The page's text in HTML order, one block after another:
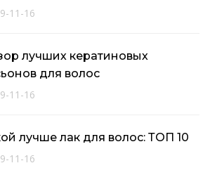
11-16
лучших кератиновых
для волос
11-16
лучше лак для волос: ТОП 10
11-16